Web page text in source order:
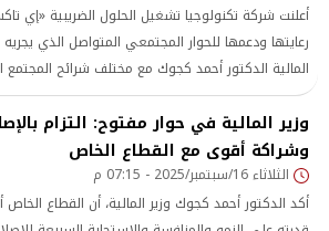
أعلنت شركة تكنولوجيا تشغيل الحلول الضريبية «إي
رعايتها ودعمها للحوار المجتمعي المتواصل الذي يجريه
المالية الدكتور أحمد كجوك مع مختلف شرائح المجتمع
بشأن الحزم المتتالية من التسهيلات الضريبية.
وزير المالية في حوار مفتوح: التزام
وشراكة أقوى مع القطاع الخاص
الثلاثاء 16/سبتمبر/2025 - 07:15 م
أكد الدكتور أحمد كجوك وزير المالية، أن القطاع الخاص